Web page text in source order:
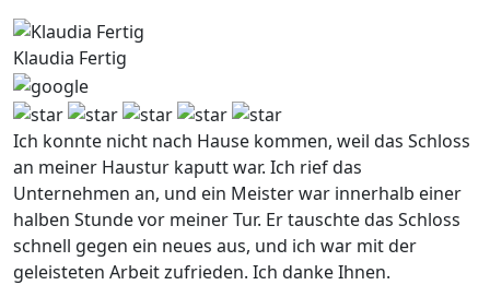
Klaudia Fertig
Ich konnte nicht nach Hause kommen, weil das Schloss
an meiner Haustur kaputt war. Ich rief das
Unternehmen an, und ein Meister war innerhalb einer
halben Stunde vor meiner Tur. Er tauschte das Schloss
schnell gegen ein neues aus, und ich war mit der
geleisteten Arbeit zufrieden. Ich danke Ihnen.